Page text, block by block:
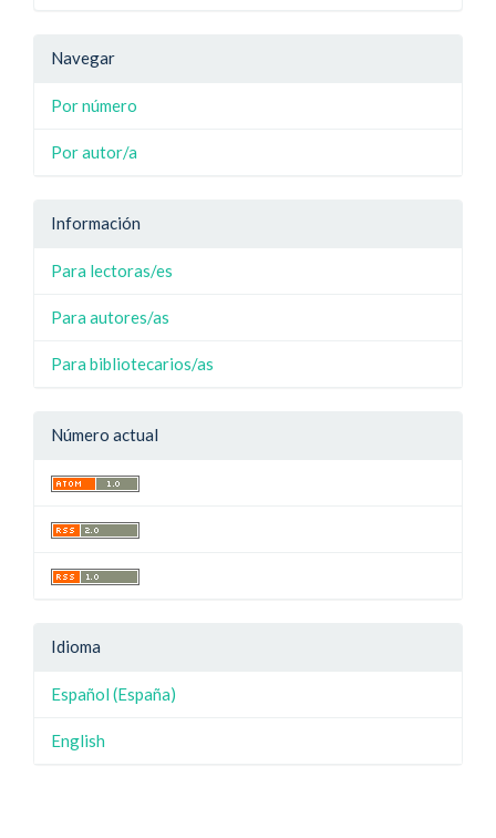
Navegar
Por número
Por autor/a
Información
Para lectoras/es
Para autores/as
Para bibliotecarios/as
Número actual
Idioma
Español (España)
English